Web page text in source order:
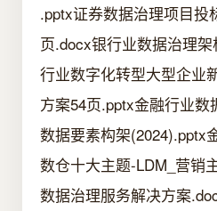
.pptx证券数据治理项目投
页.docx银行业数据治理
行业数字化转型大型企业
方案54页.pptx金融行业
数据要素构架(2024).pptx
数仓十大主题-LDM_营销
数据治理服务解决方案